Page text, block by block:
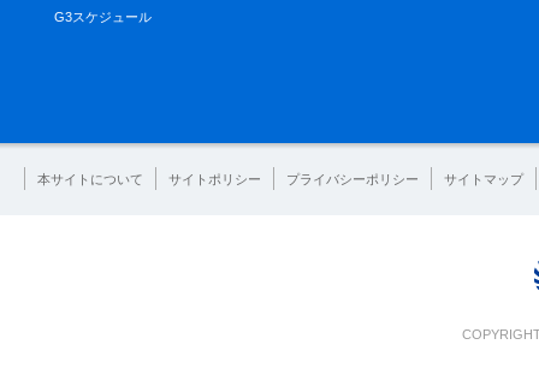
G3スケジュール
本サイトについて サイトポリシー プライバシーポリシー サイトマップ